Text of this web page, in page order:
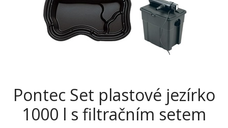
Pontec Set plastové jezírko
1000 l s filtračním setem